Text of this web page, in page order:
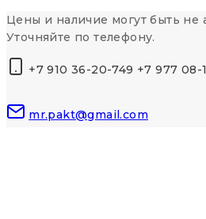
Перейти
к
Цены и наличие могут быть не
Уточняйте по телефону.
+7 910 36-20-749 +7 977 08-
mr.pakt@gmail.com